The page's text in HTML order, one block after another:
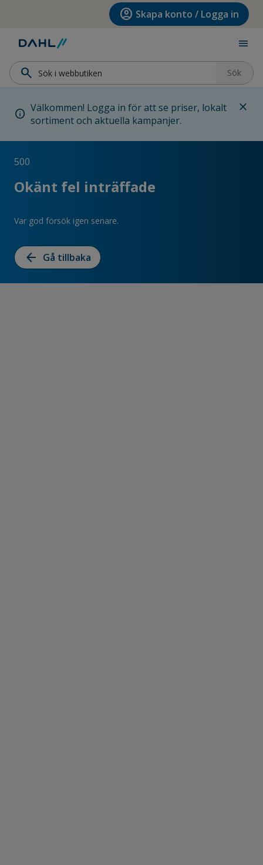
Hoppa till huvudinnehållet account_circle Skapa konto / Logga in
menu
search Sök
info Välkommen! Logga in för att se priser, lokalt
sortiment och aktuella kampanjer.
close
500
Okänt fel inträffade
Var god försök igen senare.
arrow_back Gå tillbaka